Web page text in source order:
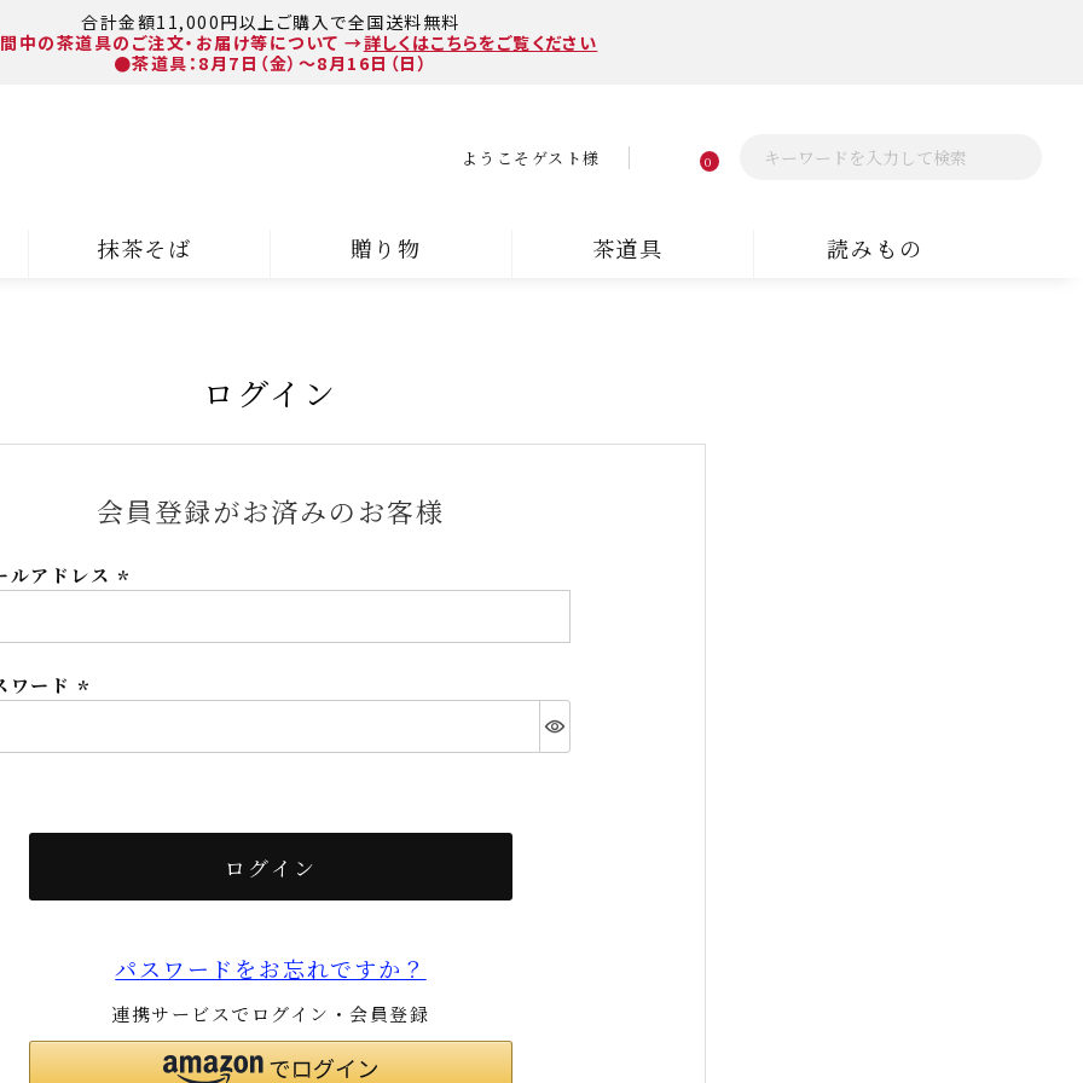
合計金額11,000円以上ご購入で全国送料無料
中の茶道具のご注文・お届け等について →詳しくはこちらをご覧ください
●茶道具：8月7日（金）～8月16日（日）
ようこそゲスト様 0
抹茶そば 贈り物 茶道具 読みもの
ログイン
会員登録がお済みのお客様
ルアドレス
須)
ワード
須)
ログイン
パスワードをお忘れですか？
連携サービスでログイン・会員登録